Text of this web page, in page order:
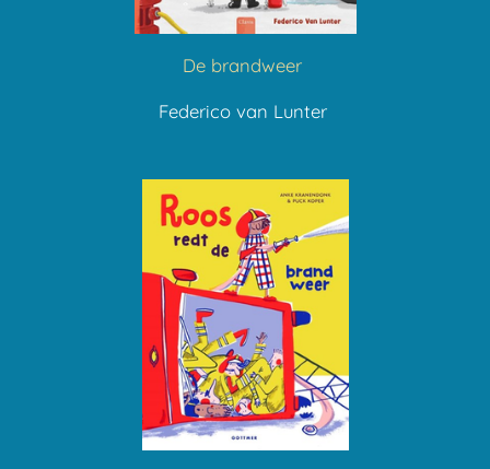
De brandweer
Federico van Lunter